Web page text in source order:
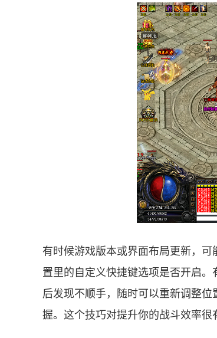
有时候游戏版本或界面布局更新，
置里的自定义快捷键选项是否开启
后发现不顺手，随时可以重新调整
握。这个技巧对提升你的战斗效率很